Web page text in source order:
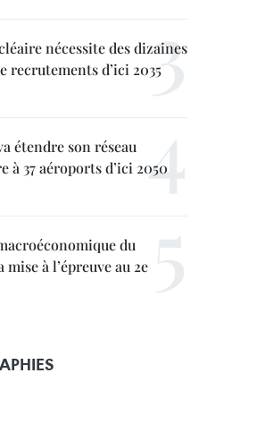
nécessite des dizaines
recrutements d’ici 2035
étendre son réseau
à 37 aéroports d’ici 2050
du
à l’épreuve au 2e